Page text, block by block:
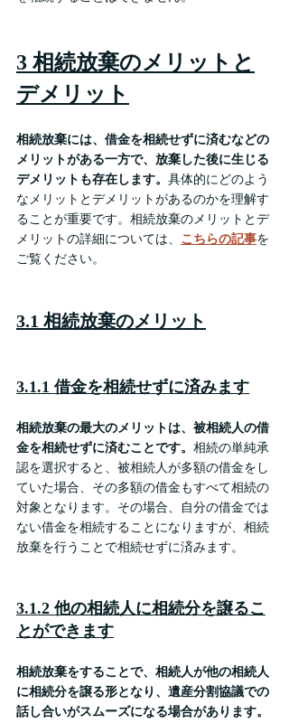
3 相続放棄のメリットと
デメリット
相続放棄には、借金を相続せずに済むなどの
メリットがある一方で、放棄した後に生じる
デメリットも存在します。 具体的にどのよう
なメリットとデメリットがあるのかを理解す
ることが重要です。相続放棄のメリットとデ
メリットの詳細については、 こちらの記事を
ご覧ください。
3.1 相続放棄のメリット
3.1.1 借金を相続せずに済みます
相続放棄の最大のメリットは、被相続人の借
金を相続せずに済むことです。 相続の単純承
認を選択すると、被相続人が多額の借金をし
ていた場合、その多額の借金もすべて相続の
対象となります。その場合、自分の借金では
ない借金を相続することになりますが、相続
放棄を行うことで相続せずに済みます。
3.1.2 他の相続人に相続分を譲るこ
とができます
相続放棄をすることで、相続人が他の相続人
に相続分を譲る形となり、遺産分割協議での
話し合いがスムーズになる場合があります。